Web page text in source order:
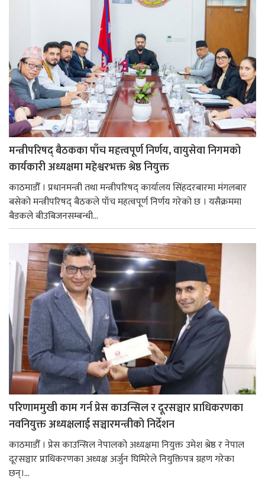
मन्त्रीपरिषद् बैठकका पाँच महत्त्वपूर्ण निर्णय, वायुसेवा निगमको
कार्यकारी अध्यक्षमा महेश्वरभक्त श्रेष्ठ नियुक्त
काठमाडौँ । प्रधानमन्त्री तथा मन्त्रीपरिषद् कार्यालय सिंहदरबारमा मंगलबार
बसेको मन्त्रीपरिषद् बैठकले पाँच महत्वपूर्ण निर्णय गरेको छ । यसैक्रममा
बैडकले बीउबिजनसम्बन्धी...
परिणाममुखी काम गर्न प्रेस काउन्सिल र दूरसञ्चार प्राधिकरणका
नवनियुक्त अध्यक्षलाई सञ्चारमन्त्रीको निर्देशन
काठमाडौँ । प्रेस काउन्सिल नेपालको अध्यक्षमा नियुक्त उमेश श्रेष्ठ र नेपाल
दूरसञ्चार प्राधिकरणका अध्यक्ष अर्जुन घिमिरेले नियुक्तिपत्र ग्रहण गरेका
छन्।...